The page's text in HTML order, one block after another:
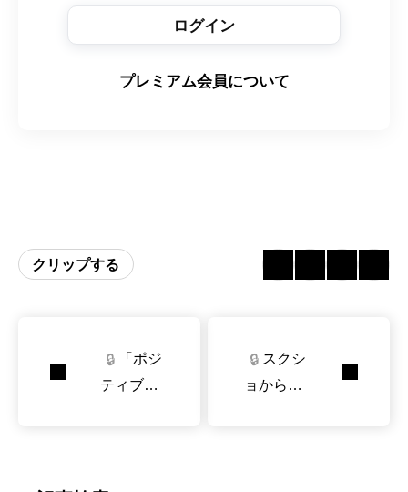
ログイン
プレミアム会員について
クリップする
🔒 「ポジ
ティブ思
能向上
🔒 スクシ
ョからH